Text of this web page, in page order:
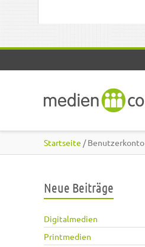
Startseite / Benutzerkonto
Neue Beiträge
Digitalmedien
Printmedien